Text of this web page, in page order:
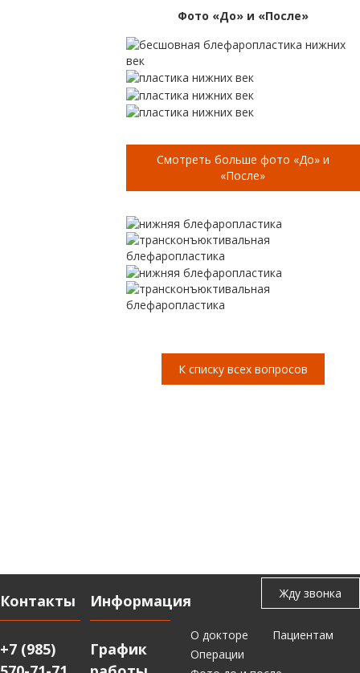
Фото «До» и «После»
Смотреть больше фото «До» и
«После»
К списку всех вопросов
Контакты
+7 (985)
Информация
График
О докторе
Пациентам
Операции